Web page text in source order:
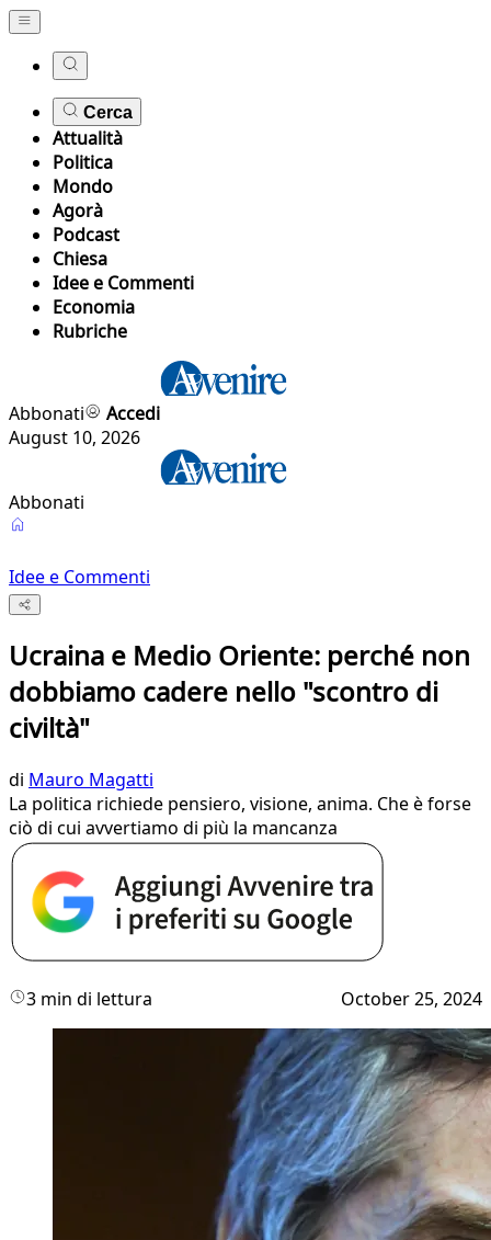
Cerca
Attualità
Politica
Mondo
Agorà
Podcast
Chiesa
Idee e Commenti
Economia
Rubriche
Abbonati
Accedi
August 10, 2026
Abbonati
Idee e Commenti
Ucraina e Medio Oriente: perché non
dobbiamo cadere nello "scontro di
civiltà"
di Mauro Magatti
La politica richiede pensiero, visione, anima. Che è forse
ciò di cui avvertiamo di più la mancanza
3 min di lettura October 25, 2024